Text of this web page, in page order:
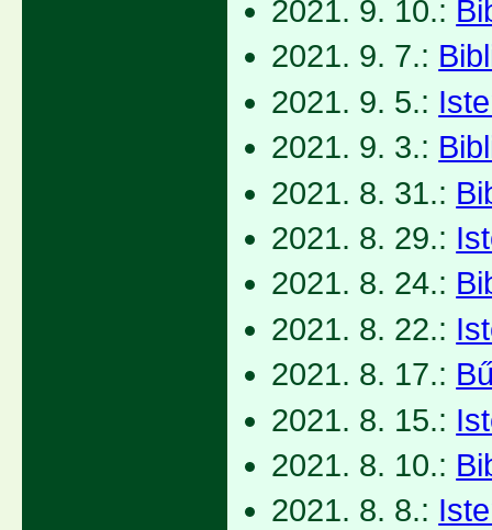
2021. 9. 10.:
2021. 9. 7.:
2021. 9. 5.:
2021. 9. 3.:
2021. 8. 31.:
2021. 8. 29.:
2021. 8. 24.:
2021. 8. 22.:
2021. 8. 17.:
2021. 8. 15.:
2021. 8. 10.:
2021. 8. 8.: